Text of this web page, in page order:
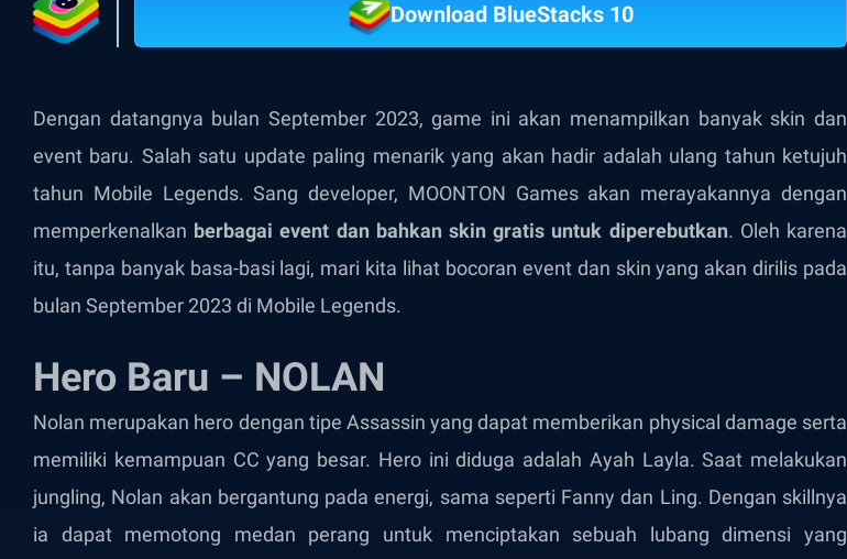
Download BlueStacks 10
Dengan datangnya bulan September 2023, game ini akan menampilkan banyak skin dan
event baru. Salah satu update paling menarik yang akan hadir adalah ulang tahun ketujuh
tahun Mobile Legends. Sang developer, MOONTON Games akan merayakannya dengan
memperkenalkan berbagai event dan bahkan skin gratis untuk diperebutkan. Oleh karena
itu, tanpa banyak basa-basi lagi, mari kita lihat bocoran event dan skin yang akan dirilis pada
bulan September 2023 di Mobile Legends.
Hero Baru – NOLAN
Nolan merupakan hero dengan tipe Assassin yang dapat memberikan physical damage serta
memiliki kemampuan CC yang besar. Hero ini diduga adalah Ayah Layla. Saat melakukan
jungling, Nolan akan bergantung pada energi, sama seperti Fanny dan Ling. Dengan skillnya
ia dapat memotong medan perang untuk menciptakan sebuah lubang dimensi yang